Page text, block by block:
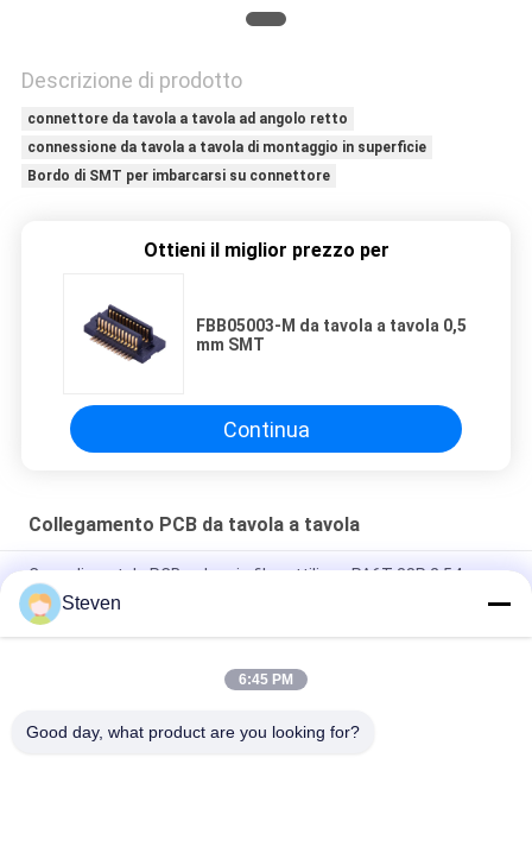
Descrizione di prodotto
connettore da tavola a tavola ad angolo retto
connessione da tavola a tavola di montaggio in superficie
Bordo di SMT per imbarcarsi su connettore
Ottieni il miglior prezzo per
FBB05003-M da tavola a tavola 0,5
mm SMT
Continua
Collegamento PCB da tavola a tavola
Capo di scatola PCB a doppia fila rettilineo PA6T 38P 2.54mm
Pitch 0,5 mm Double Slotted Board To Board Connector Parte
maschile con certificato CAP UL
Segnale e alimentazione 4S4P - Maschio Blocco 50A Pini
Steven
6:45 PM
Good day, what product are you looking for?